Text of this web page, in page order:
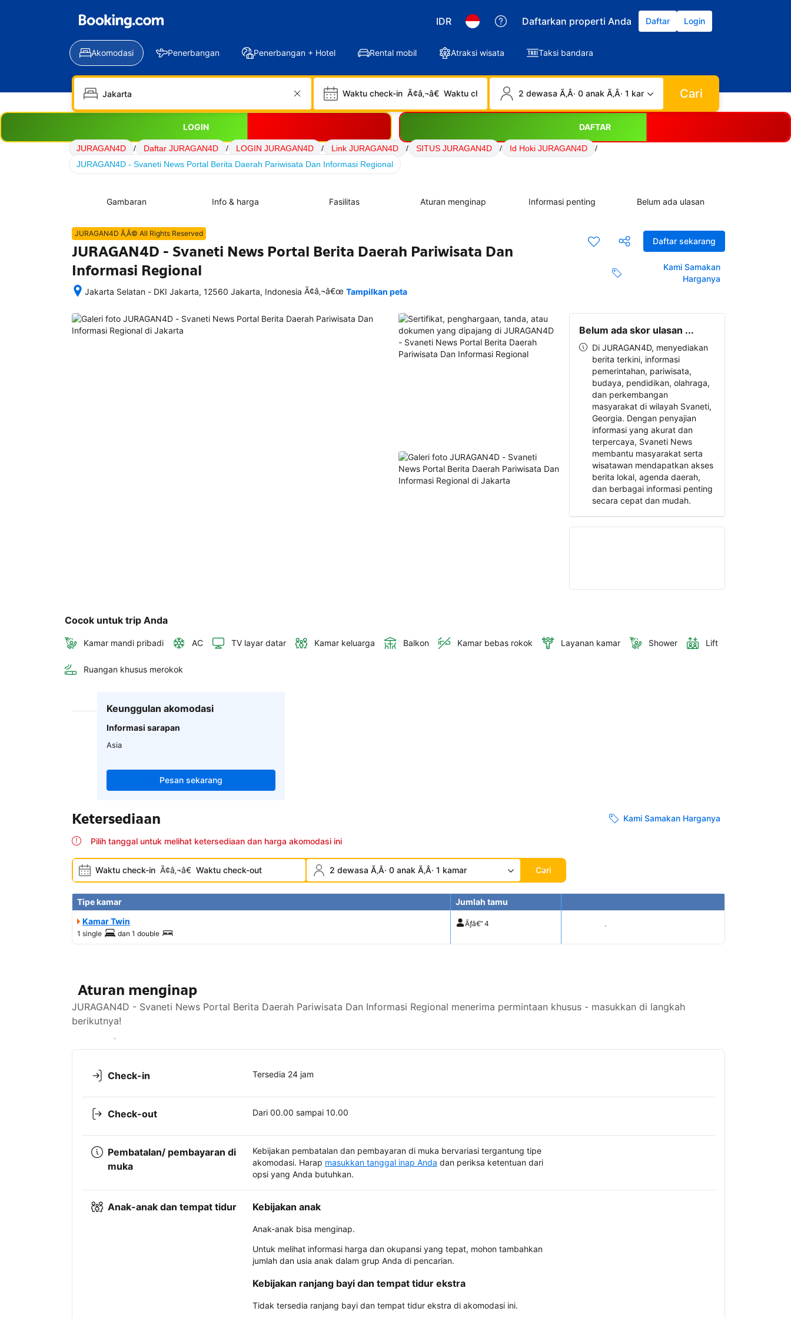
IDR Daftarkan properti Anda Daftar Login
Akomodasi Penerbangan Penerbangan + Hotel Rental mobil Atraksi wisata Taksi bandara
Waktu check-in Ã¢â‚¬â€ Waktu check-out 2 dewasa Ã‚Â· 0 anak Ã‚Â· 1 kamar Cari
LOGIN DAFTAR
JURAGAN4D / Daftar JURAGAN4D / LOGIN JURAGAN4D / Link JURAGAN4D / SITUS JURAGAN4D / Id Hoki JURAGAN4D
/
JURAGAN4D - Svaneti News Portal Berita Daerah Pariwisata Dan Informasi Regional
Gambaran Info & harga Fasilitas Aturan menginap Informasi penting Belum ada ulasan
Daftar sekarang
Kami Samakan
Harganya
JURAGAN4D Ã‚Â© All Rights Reserved
JURAGAN4D - Svaneti News Portal Berita Daerah Pariwisata Dan
Informasi Regional
Jakarta Selatan - DKI Jakarta, 12560 Jakarta, Indonesia
memesan,
semua
Ã¢â‚¬â€œ Tampilkan peta
Belum ada skor ulasan ...
Di JURAGAN4D, menyediakan
berita terkini, informasi
pemerintahan, pariwisata,
budaya, pendidikan, olahraga,
dan perkembangan
masyarakat di wilayah Svaneti,
Georgia. Dengan penyajian
informasi yang akurat dan
terpercaya, Svaneti News
membantu masyarakat serta
wisatawan mendapatkan akses
berita lokal, agenda daerah,
dan berbagai informasi penting
secara cepat dan mudah.
Cocok untuk trip Anda
Kamar mandi pribadi AC TV layar datar Kamar keluarga Balkon Kamar bebas rokok Layanan kamar Shower Lift
Ruangan khusus merokok
Keunggulan akomodasi
Informasi sarapan
Asia
Pesan sekarang
Ketersediaan Kami Samakan Harganya
Pilih tanggal untuk melihat ketersediaan dan harga akomodasi ini
Waktu check-in Ã¢â‚¬â€ Waktu check-out 2 dewasa Ã‚Â· 0 anak Ã‚Â· 1 kamar Cari
Tipe kamar
Jumlah tamu
Kamar Twin
1 single dan 1 double
Ãƒâ€” 4 Tampilkan harga
Aturan menginap
JURAGAN4D - Svaneti News Portal Berita Daerah Pariwisata Dan Informasi Regional menerima permintaan khusus - masukkan di langkah
berikutnya!
Lihat ketersediaan
Check-in Tersedia 24 jam
Check-out Dari 00.00 sampai 10.00
Pembatalan/ pembayaran di
muka
Kebijakan pembatalan dan pembayaran di muka bervariasi tergantung tipe
akomodasi. Harap masukkan tanggal inap Anda dan periksa ketentuan dari
opsi yang Anda butuhkan.
Anak-anak dan tempat tidur Kebijakan anak
Anak-anak bisa menginap.
Untuk melihat informasi harga dan okupansi yang tepat, mohon tambahkan
jumlah dan usia anak dalam grup Anda di pencarian.
Kebijakan ranjang bayi dan tempat tidur ekstra
Tidak tersedia ranjang bayi dan tempat tidur ekstra di akomodasi ini.